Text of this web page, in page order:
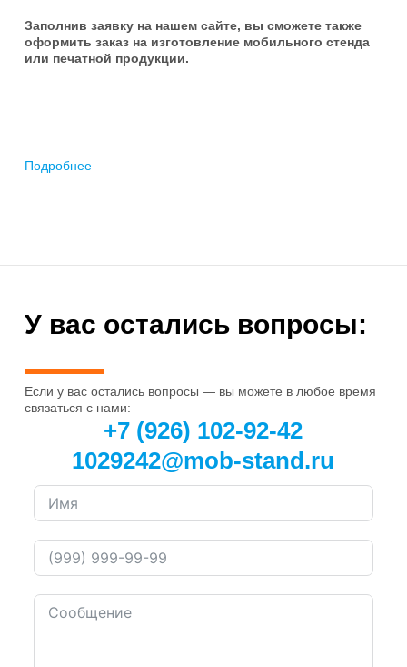
Заполнив заявку на нашем сайте, вы сможете также
оформить заказ на изготовление мобильного стенда
или печатной продукции.
Подробнее
У вас остались вопросы:
Если у вас остались вопросы — вы можете в любое время
связаться с нами:
+7 (926) 102-92-42
1029242@mob-stand.ru